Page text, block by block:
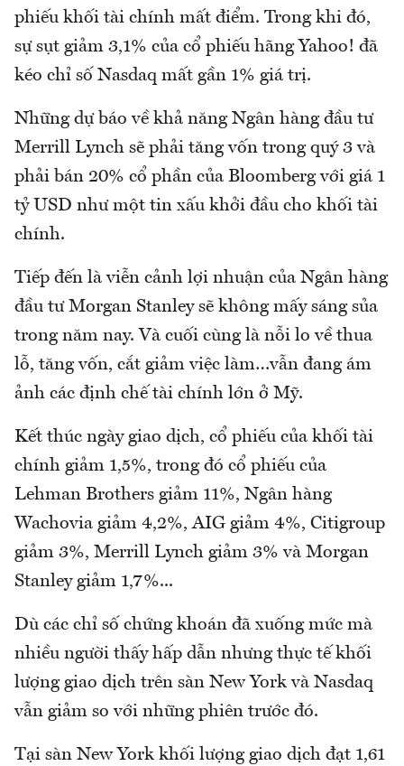
phiếu khối tài chính mất điểm. Trong khi đó,
sự sụt giảm 3,1% của cổ phiếu hãng Yahoo! đã
kéo chỉ số Nasdaq mất gần 1% giá trị.
Những dự báo về khả năng Ngân hàng đầu tư
Merrill Lynch sẽ phải tăng vốn trong quý 3 và
phải bán 20% cổ phần của Bloomberg với giá 1
tỷ USD như một tin xấu khởi đầu cho khối tài
chính.
Tiếp đến là viễn cảnh lợi nhuận của Ngân hàng
đầu tư Morgan Stanley sẽ không mấy sáng sủa
trong năm nay. Và cuối cùng là nỗi lo về thua
lỗ, tăng vốn, cắt giảm việc làm…vẫn đang ám
ảnh các định chế tài chính lớn ở Mỹ.
Kết thúc ngày giao dịch, cổ phiếu của khối tài
chính giảm 1,5%, trong đó cổ phiếu của
Lehman Brothers giảm 11%, Ngân hàng
Wachovia giảm 4,2%, AIG giảm 4%, Citigroup
giảm 3%, Merrill Lynch giảm 3% và Morgan
Stanley giảm 1,7%...
Dù các chỉ số chứng khoán đã xuống mức mà
nhiều người thấy hấp dẫn nhưng thực tế khối
lượng giao dịch trên sàn New York và Nasdaq
vẫn giảm so với những phiên trước đó.
Tại sàn New York khối lượng giao dịch đạt 1,61